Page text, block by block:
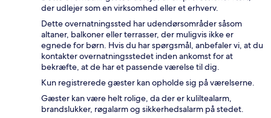
der udlejer som en virksomhed eller et erhverv.
Dette overnatningssted har udendørsområder såsom
altaner, balkoner eller terrasser, der muligvis ikke er
egnede for børn. Hvis du har spørgsmål, anbefaler vi, at du
kontakter overnatningsstedet inden ankomst for at
bekræfte, at de har et passende værelse til dig.
Kun registrerede gæster kan opholde sig på værelserne.
Gæster kan være helt rolige, da der er kuliltealarm,
brandslukker, røgalarm og sikkerhedsalarm på stedet.